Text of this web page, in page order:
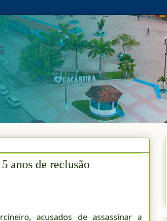
anos de reclusão
acusados de assassinar a